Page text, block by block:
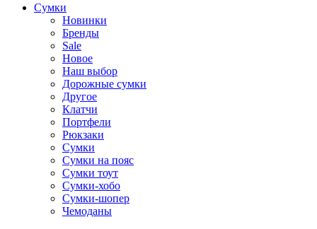
Cумки
Новинки
Бренды
Sale
Новое
Наш выбор
Дорожные сумки
Другое
Клатчи
Портфели
Рюкзаки
Сумки
Сумки на пояс
Сумки тоут
Сумки-хобо
Сумки-шопер
Чемоданы